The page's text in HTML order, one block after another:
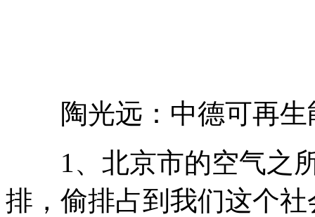
陶光远：中德可再生
1、北京市的空气之所
排，偷排占到我们这个